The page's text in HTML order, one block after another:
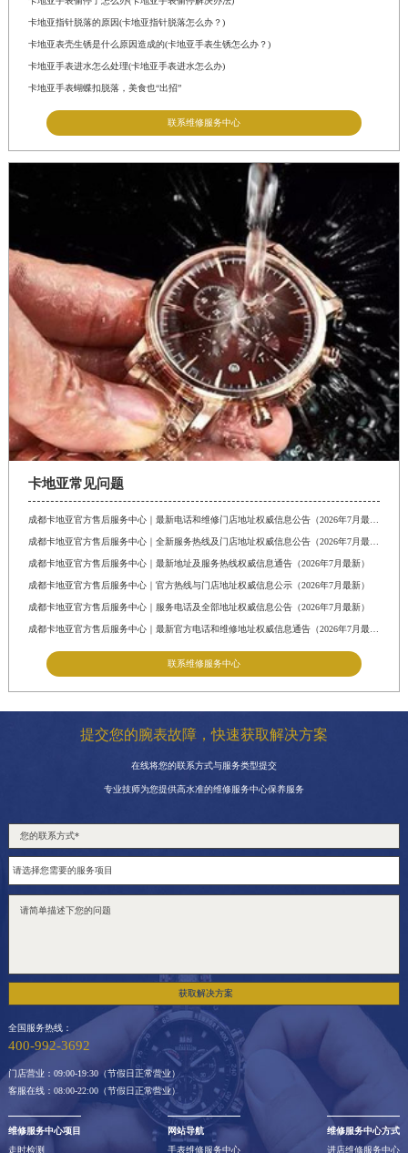
卡地亚指针脱落的原因(卡地亚指针脱落怎么办？)
卡地亚表壳生锈是什么原因造成的(卡地亚手表生锈怎么办？)
卡地亚手表进水怎么处理(卡地亚手表进水怎么办)
卡地亚手表蝴蝶扣脱落，美食也“出招”
联系维修服务中心
卡地亚常见问题
成都卡地亚官方售后服务中心｜最新地址及服务热线权威信息通告（2026年7月最新）
成都卡地亚官方售后服务中心｜官方热线与门店地址权威信息公示（2026年7月最新）
成都卡地亚官方售后服务中心｜服务电话及全部地址权威信息公告（2026年7月最新）
联系维修服务中心
提交您的腕表故障，快速获取解决方案
在线将您的联系方式与服务类型提交
专业技师为您提供高水准的维修服务中心保养服务
获取解决方案
全国服务热线：
400-992-3692
门店营业：09:00-19:30（节假日正常营业）
客服在线：08:00-22:00（节假日正常营业）
维修服务中心项目
走时检测
网站导航
手表维修服务中心
维修服务中心方式
进店维修服务中心